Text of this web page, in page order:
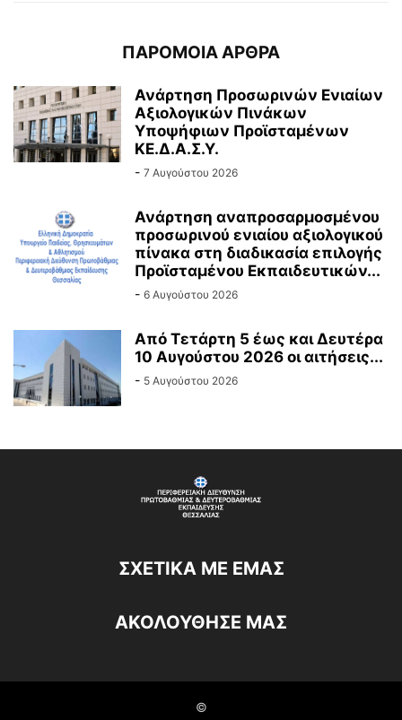
ΠΑΡΟΜΟΙΑ ΑΡΘΡΑ
Ανάρτηση Προσωρινών Ενιαίων
Αξιολογικών Πινάκων
Υποψήφιων Προϊσταμένων
ΚΕ.Δ.Α.Σ.Υ.
- 7 Αυγούστου 2026
Ανάρτηση αναπροσαρμοσμένου
προσωρινού ενιαίου αξιολογικού
πίνακα στη διαδικασία επιλογής
Προϊσταμένου Εκπαιδευτικών...
- 6 Αυγούστου 2026
Από Τετάρτη 5 έως και Δευτέρα
10 Αυγούστου 2026 οι αιτήσεις...
- 5 Αυγούστου 2026
ΣΧΕΤΙΚΆ ΜΕ ΕΜΆΣ
ΑΚΟΛΟΥΘΗΣΕ ΜΑΣ
©